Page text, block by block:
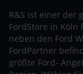
R&S ist einer der
FordStore in
neben den Ford
FordPartner
größte Ford-